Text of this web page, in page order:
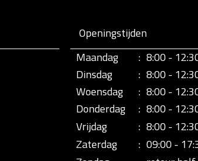
Openingstijden
Maandag
: 8:00 -
Dinsdag
: 8:00 -
Woensdag
: 8:00 -
Donderdag
: 8:00 -
Vrijdag
: 8:00 -
Zaterdag
: 09:00 -